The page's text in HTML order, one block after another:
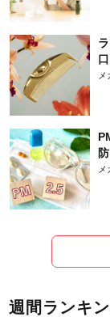
メ
メ
週間ランキン